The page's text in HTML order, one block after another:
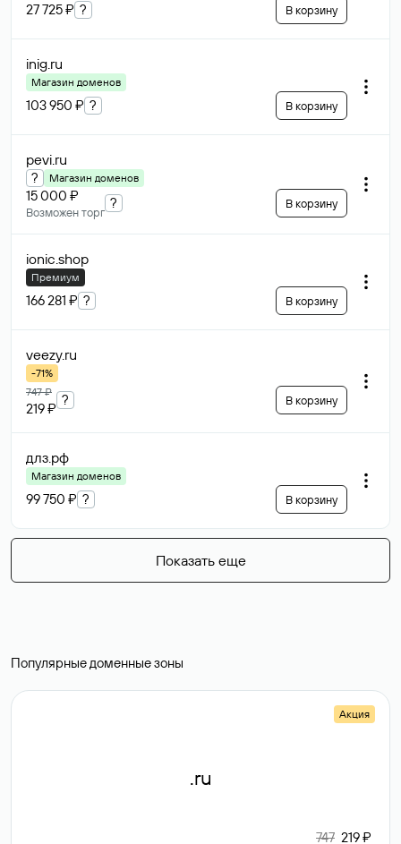
27 725 ₽ ? В корзину
inig.ru
Магазин доменов
103 950 ₽ ? В корзину
pevi.ru
? Магазин доменов
15 000 ₽
Возможен торг
? В корзину
ionic.shop
Премиум
166 281 ₽ ? В корзину
veezy.ru
-71%
747 ₽
219 ₽
? В корзину
длз.рф
Магазин доменов
99 750 ₽ ? В корзину
Показать еще
Популярные доменные зоны
Акция
.ru
747 219 ₽